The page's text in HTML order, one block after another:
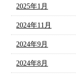
2025年1月
2024年11月
2024年9月
2024年8月